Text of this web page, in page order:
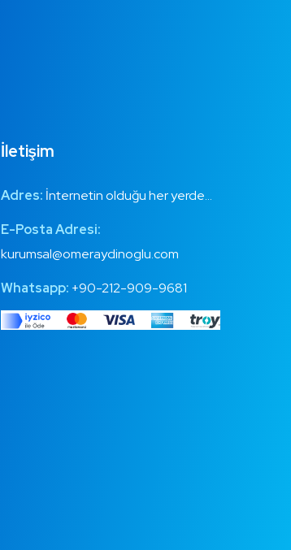
İletişim
Adres: İnternetin olduğu her yerde…
E-Posta Adresi:
kurumsal@omeraydinoglu.com
Whatsapp: +90-212-909-9681